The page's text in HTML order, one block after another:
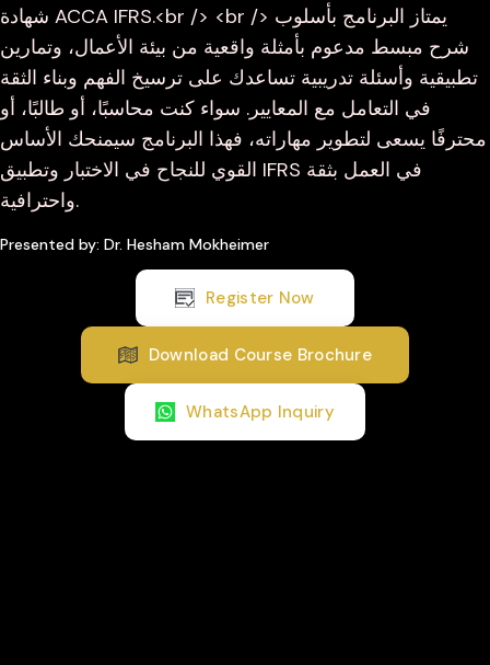
شهادة ACCA IFRS.<br /> <br /> يمتاز البرنامج بأسلوب
شرح مبسط مدعوم بأمثلة واقعية من بيئة الأعمال، وتمارين
تطبيقية وأسئلة تدريبية تساعدك على ترسيخ الفهم وبناء الثقة
في التعامل مع المعايير. سواء كنت محاسبًا، أو طالبًا، أو
محترفًا يسعى لتطوير مهاراته، فهذا البرنامج سيمنحك الأساس
القوي للنجاح في الاختبار وتطبيق IFRS في العمل بثقة
واحترافية.
Presented by: Dr. Hesham Mokheimer
Register Now
Download Course Brochure
WhatsApp Inquiry